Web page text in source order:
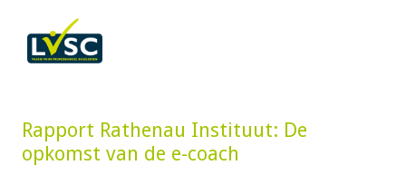
Rapport Rathenau Instituut: De
opkomst van de e-coach